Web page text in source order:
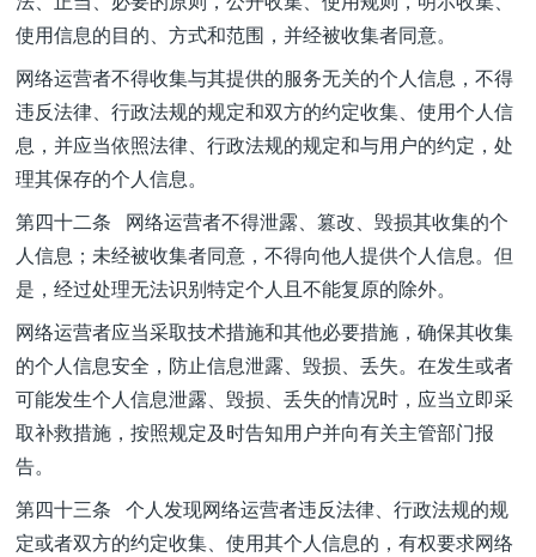
使用信息的目的、方式和范围，并经被收集者同意。
网络运营者不得收集与其提供的服务无关的个人信息，不得
违反法律、行政法规的规定和双方的约定收集、使用个人信
息，并应当依照法律、行政法规的规定和与用户的约定，处
理其保存的个人信息。
第四十二条 网络运营者不得泄露、篡改、毁损其收集的个
人信息；未经被收集者同意，不得向他人提供个人信息。但
是，经过处理无法识别特定个人且不能复原的除外。
网络运营者应当采取技术措施和其他必要措施，确保其收集
的个人信息安全，防止信息泄露、毁损、丢失。在发生或者
可能发生个人信息泄露、毁损、丢失的情况时，应当立即采
取补救措施，按照规定及时告知用户并向有关主管部门报
告。
第四十三条 个人发现网络运营者违反法律、行政法规的规
定或者双方的约定收集、使用其个人信息的，有权要求网络